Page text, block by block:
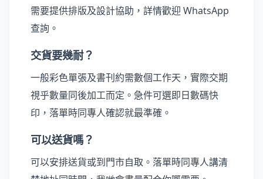
需要提供排版及設計協助，詳情歡迎 WhatsApp
查詢。
交貨要幾耐？
一般彩色單張及書刊約需數個工作天，實際交期
視乎數量同後加工而定。急件可選即日數碼快
印，落單時同專人確認就最準確。
可以送貨嗎？
可以安排送貨或到門市自取。落單時同專人講清